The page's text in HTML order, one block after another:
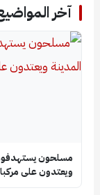
آخر المواضيع
مسلحون يستهدفون
ويعتدون على